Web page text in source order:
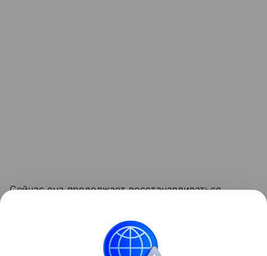
Сейчас она продолжает восстанавливаться
ведет активный образ жизни, общается
с друзьями и даже поступила в техникум.